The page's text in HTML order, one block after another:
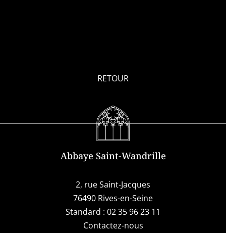
RETOUR
Abbaye Saint-Wandrille
2, rue Saint-Jacques
76490 Rives-en-Seine
Standard : 02 35 96 23 11
Contactez-nous